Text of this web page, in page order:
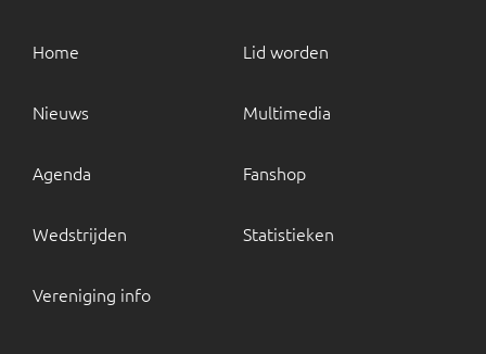
Home
Nieuws
Agenda
Wedstrijden
Vereniging info
Lid worden
Multimedia
Fanshop
Statistieken